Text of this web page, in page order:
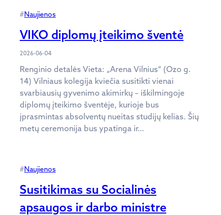
#Naujienos
VIKO diplomų įteikimo šventė
2026-06-04
Renginio detalės Vieta: „Arena Vilnius“ (Ozo g.
14) Vilniaus kolegija kviečia susitikti vienai
svarbiausių gyvenimo akimirkų – iškilmingoje
diplomų įteikimo šventėje, kurioje bus
įprasmintas absolventų nueitas studijų kelias. Šių
metų ceremonija bus ypatinga ir…
#Naujienos
Susitikimas su Socialinės
apsaugos ir darbo ministre